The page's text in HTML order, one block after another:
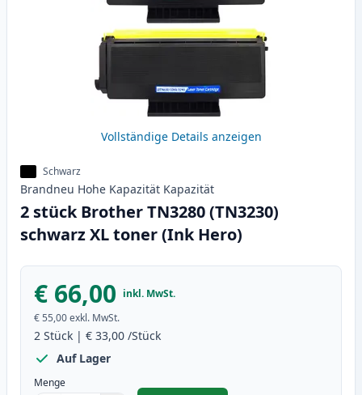
Vollständige Details anzeigen
Schwarz
Brandneu Hohe Kapazität Kapazität
2 stück Brother TN3280 (TN3230)
schwarz XL toner (Ink Hero)
€ 66,00 inkl. MwSt.
€ 55,00exkl. MwSt.
2 Stück | € 33,00 /Stück
Auf Lager
Menge